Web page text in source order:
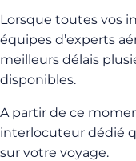
Lorsque toutes vos
équipes d’experts
meilleurs délais
disponibles.
A partir de ce
interlocuteur dédié
sur votre voyage.